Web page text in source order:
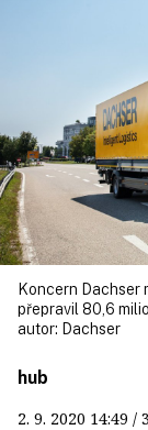
Koncern Dachser
přepravil 80,6
autor: Dachser
hub
2. 9. 2020 14:49 /